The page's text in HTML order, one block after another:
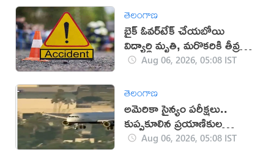
తెలంగాణ
బైక్ ఓవర్‌టేక్ చేయబోయి
విద్యార్థి మృతి, మరొకరికి తీవ్ర
గాయాలు
Aug 06, 2026, 05:08 IST
తెలంగాణ
అమెరికా సైన్యం పరీక్షలు..
కుప్పకూలిన ప్రయాణికుల
విమానం
Aug 06, 2026, 05:08 IST